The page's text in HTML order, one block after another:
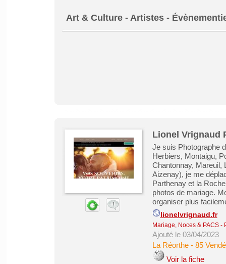
Art & Culture - Artistes -
Lionel Vrignaud
Je suis Photographe
Herbiers, Montaigu,
Chantonnay, Mareuil,
Aizenay), je me
Parthenay et la
photos de mariage.
organiser plus
lionelvrignaud.fr
Mariage, Noces & PACS-
Ajouté le 03/04/2023
La Réorthe- 85
Voir la fiche